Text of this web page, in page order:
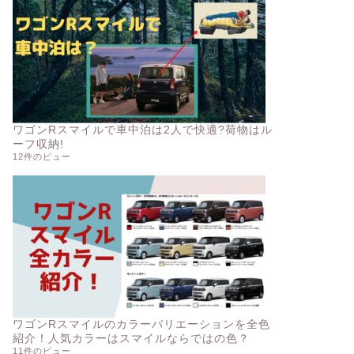
ワゴンRスマイルで車中泊は2人で快適?荷物はル
ーフ収納!
12件のビュー
ワゴンRスマイルのカラーバリエーションを全色
紹介！人気カラーはスマイルならではの色？
11件のビュー